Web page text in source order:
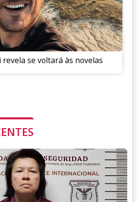
revela se voltará às novelas